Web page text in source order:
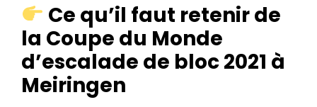
Ce qu’il faut retenir de
la Coupe du Monde
d’escalade de bloc 2021 à
Meiringen